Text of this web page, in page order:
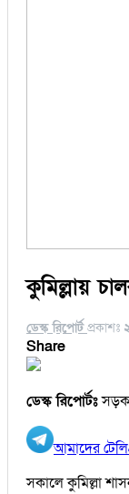
কুমিল্লায়
ডেস্ক রিপোর্ট প্রকাশঃ
Share
ডেস্ক রিপোর্টঃসড়ক
আমাদের
সকালে কুমিল্লা